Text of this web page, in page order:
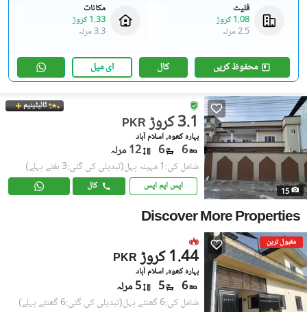
فلیٹ
1.08 کروڑ
2.5 مرلہ
مکانات
1.33 کروڑ
3.3 مرلہ
محفوظ کریں کال ای میل
15
ٹائیٹینیم
PKR 3.1 کروڑ
بہارہ کھوہ, اسلام آباد
6
6 12 مرلہ
شامل کی:1 مہینہ پہل (تبدیلی کی گئی:3 ہفتے پہلے)
ایس ایم ایس کال
Discover More Properties
مقبول ترین
PKR 1.44 کروڑ
بہارہ کھوہ, اسلام آباد
6
5 5 مرلہ
شامل کی:6 گھنٹے پہل (تبدیلی کی گئی:6 گھنٹے پہلے)